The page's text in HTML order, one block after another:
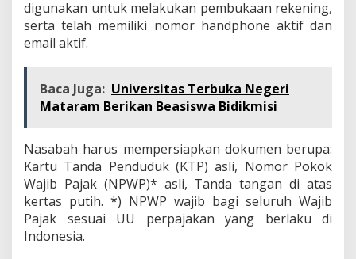
digunakan untuk melakukan pembukaan rekening,
serta telah memiliki nomor handphone aktif dan
email aktif.
Baca Juga: Universitas Terbuka Negeri
Mataram Berikan Beasiswa Bidikmisi
Nasabah harus mempersiapkan dokumen berupa:
Kartu Tanda Penduduk (KTP) asli, Nomor Pokok
Wajib Pajak (NPWP)* asli, Tanda tangan di atas
kertas putih. *) NPWP wajib bagi seluruh Wajib
Pajak sesuai UU perpajakan yang berlaku di
Indonesia.